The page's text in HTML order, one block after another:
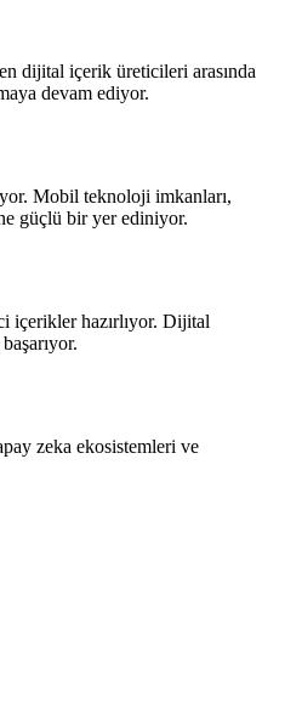
dijital içerik üreticileri arasında
devam ediyor.
Mobil teknoloji imkanları,
güçlü bir yer ediniyor.
içerikler hazırlıyor. Dijital
zeka ekosistemleri ve